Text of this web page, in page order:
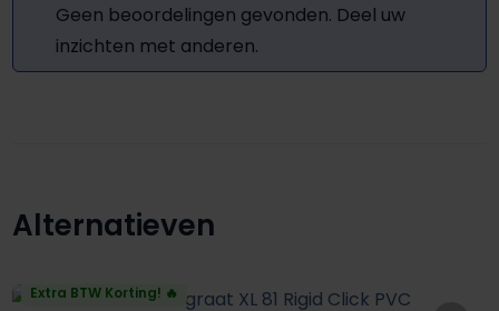
Geen beoordelingen gevonden. Deel uw
inzichten met anderen.
Productgalerij overslaan
Alternatieven
Extra BTW Korting! 🔥